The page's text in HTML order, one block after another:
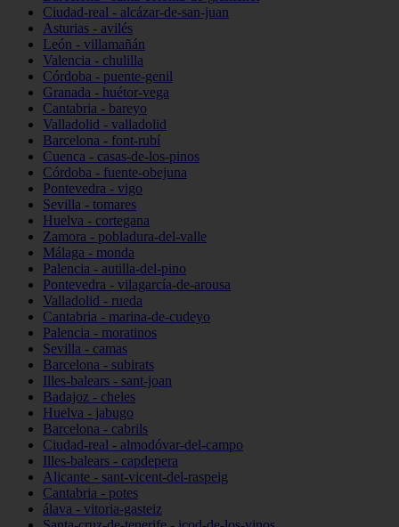
Ciudad-real - alcázar-de-san-juan
Asturias - avilés
León - villamañán
Valencia - chulilla
Córdoba - puente-genil
Granada - huétor-vega
Cantabria - bareyo
Valladolid - valladolid
Barcelona - font-rubí
Cuenca - casas-de-los-pinos
Córdoba - fuente-obejuna
Pontevedra - vigo
Sevilla - tomares
Huelva - cortegana
Zamora - pobladura-del-valle
Málaga - monda
Palencia - autilla-del-pino
Pontevedra - vilagarcía-de-arousa
Valladolid - rueda
Cantabria - marina-de-cudeyo
Palencia - moratinos
Sevilla - camas
Barcelona - subirats
Illes-balears - sant-joan
Badajoz - cheles
Huelva - jabugo
Barcelona - cabrils
Ciudad-real - almodóvar-del-campo
Illes-balears - capdepera
Alicante - sant-vicent-del-raspeig
Cantabria - potes
álava - vitoria-gasteiz